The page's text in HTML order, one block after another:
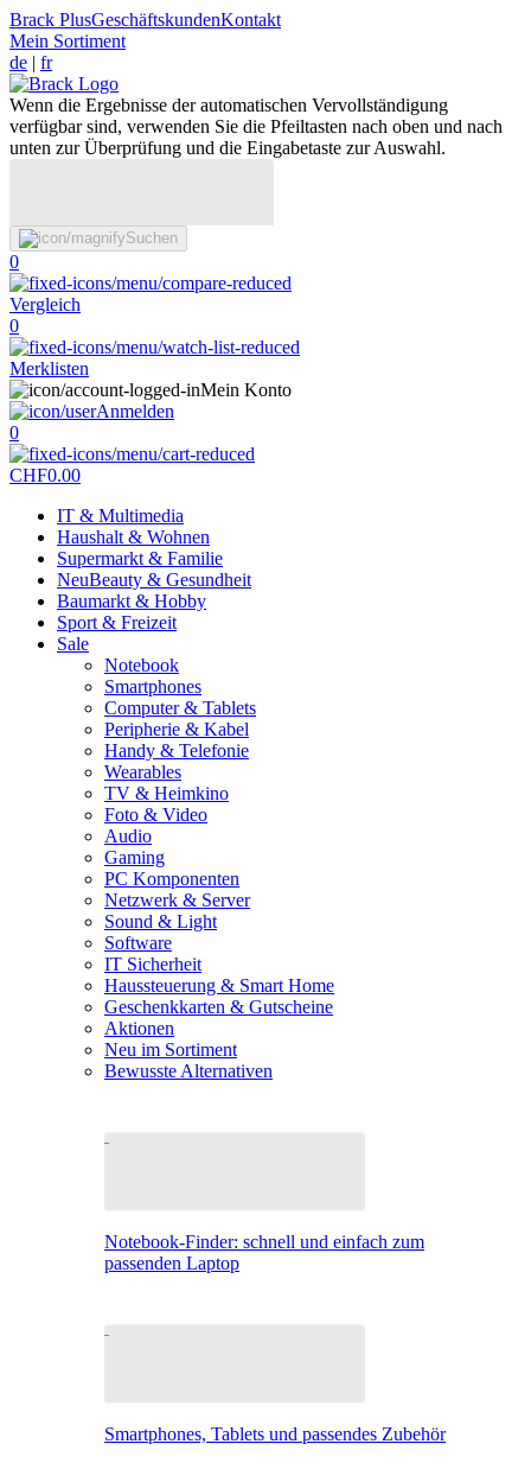
Brack PlusGeschäftskundenKontakt
Mein Sortiment
de | fr
Wenn die Ergebnisse der automatischen Vervollständigung
verfügbar sind, verwenden Sie die Pfeiltasten nach oben und nach
unten zur Überprüfung und die Eingabetaste zur Auswahl.
Suchen
0
Vergleich
0
Merklisten
Mein Konto
Anmelden
0
CHF0.00
IT & Multimedia
Haushalt & Wohnen
Supermarkt & Familie
NeuBeauty & Gesundheit
Baumarkt & Hobby
Sport & Freizeit
Sale
Notebook
Smartphones
Computer & Tablets
Peripherie & Kabel
Handy & Telefonie
Wearables
TV & Heimkino
Foto & Video
Audio
Gaming
PC Komponenten
Netzwerk & Server
Sound & Light
Software
IT Sicherheit
Haussteuerung & Smart Home
Geschenkkarten & Gutscheine
Aktionen
Neu im Sortiment
Bewusste Alternativen
Notebook-Finder: schnell und einfach zum
passenden Laptop
Smartphones, Tablets und passendes Zubehör